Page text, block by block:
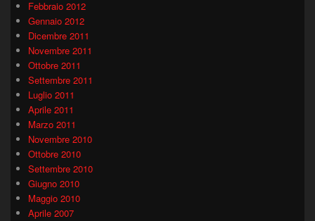
Febbraio 2012
Gennaio 2012
Dicembre 2011
Novembre 2011
Ottobre 2011
Settembre 2011
Luglio 2011
Aprile 2011
Marzo 2011
Novembre 2010
Ottobre 2010
Settembre 2010
Giugno 2010
Maggio 2010
Aprile 2007